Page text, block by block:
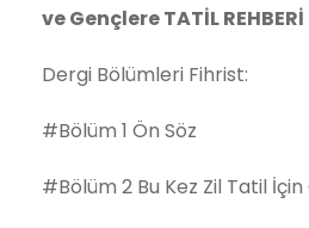
ve Gençlere TATİL REHBERİ
Dergi Bölümleri Fihrist:
#Bölüm 1 Ön Söz
#Bölüm 2 Bu Kez Zil Tatil İçin